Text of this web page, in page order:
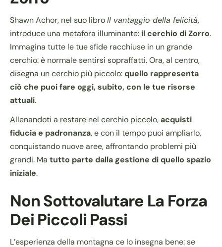
Shawn Achor, nel suo libroIl vantaggio della felicità,
introduce una metafora illuminante: il cerchio di Zorro.
Immagina tutte le tue sfide racchiuse in un grande
cerchio: è normale sentirsi sopraffatti. Ora, al centro,
disegna un cerchio più piccolo:quello rappresenta
ciò che puoi fare oggi, subito, con le tue risorse
attuali.
Allenandoti a restare nel cerchio piccolo,acquisti
fiducia e padronanza, e con il tempo puoi ampliarlo,
conquistando nuove aree, affrontando problemi più
grandi. Ma tutto parte dalla gestione di quello spazio
iniziale.
Non Sottovalutare La Forza
Dei Piccoli Passi
L’esperienza della montagna ce lo insegna bene: se